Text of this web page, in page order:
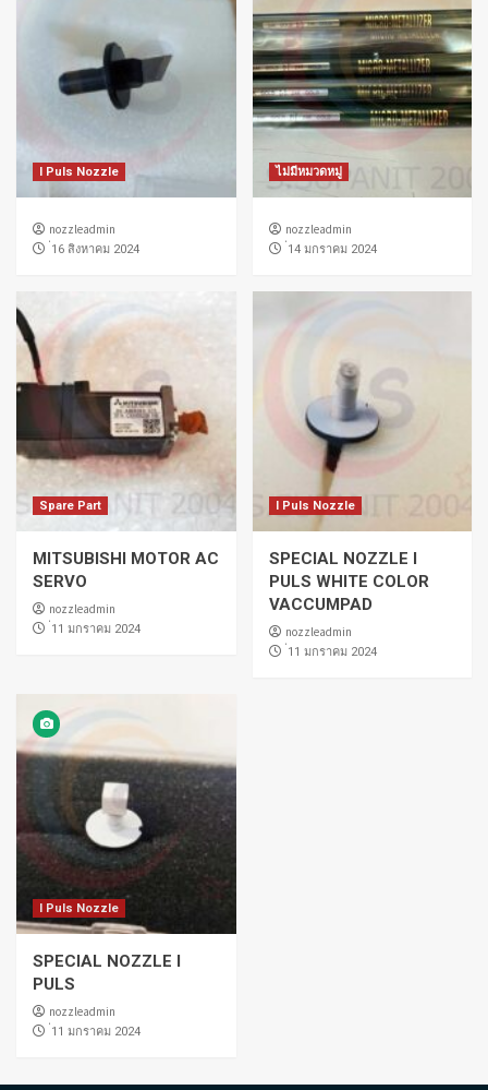
I Puls Nozzle
nozzleadmin
่16 สิงหาคม 2024
ไม่มีหมวดหมู่
nozzleadmin
่14 มกราคม 2024
Spare Part
MITSUBISHI MOTOR AC
SERVO
nozzleadmin
่11 มกราคม 2024
I Puls Nozzle
SPECIAL NOZZLE I
PULS WHITE COLOR
VACCUMPAD
nozzleadmin
่11 มกราคม 2024
I Puls Nozzle
SPECIAL NOZZLE I
PULS
nozzleadmin
่11 มกราคม 2024